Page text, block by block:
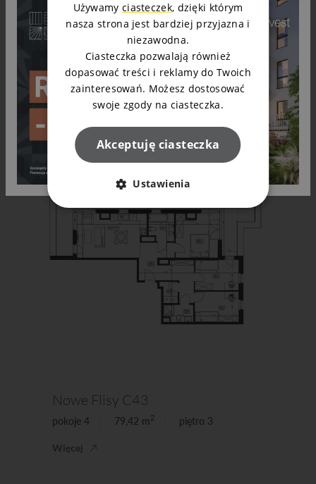
Zobacz podobne
Nowe Flisy C43
pokoje 4 79,42 m 2 piętro 3
Więcej
Używamy ciasteczek, dzięki którym
nasza strona jest bardziej przyjazna i
niezawodna.
Ciasteczka pozwalają również
dopasować treści i reklamy do Twoich
zainteresowań. Możesz dostosować
swoje zgody na ciasteczka.
Akceptuję ciasteczka
Ustawienia